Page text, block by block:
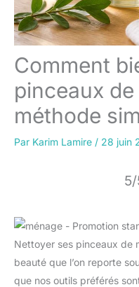
Comment
pinceaux
méthode
Par Karim Lamire / 28 juin
Nettoyer ses pinceaux de
beauté que l’on reporte
que nos outils préférés